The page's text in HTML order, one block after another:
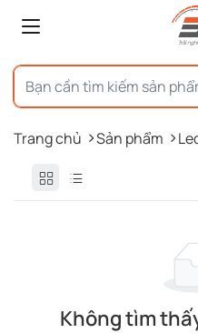
Trang chủ Sản phẩm
Không tìm